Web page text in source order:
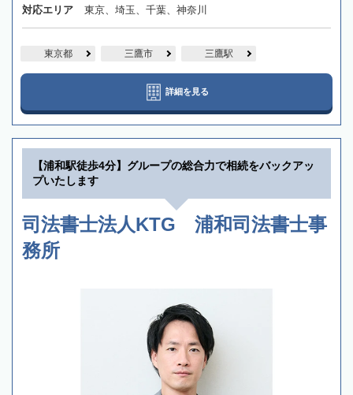
対応エリア 東京、埼玉、千葉、神奈川
東京都 三鷹市 三鷹駅
詳細を見る
【浦和駅徒歩4分】グループの総合力で相続をバックアッ
プいたします
司法書士法人KTG 浦和司法書士事
務所